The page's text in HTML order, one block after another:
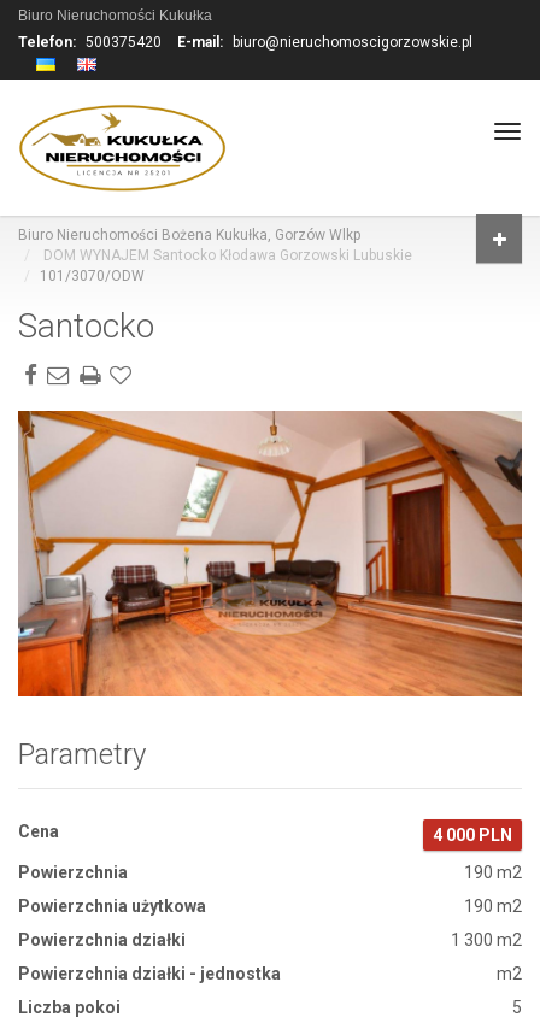
Biuro Nieruchomości Kukułka
Telefon: 500375420 E-mail: biuro@nieruchomoscigorzowskie.pl
Biuro Nieruchomości Bożena Kukułka, Gorzów Wlkp
DOM WYNAJEM Santocko Kłodawa Gorzowski Lubuskie
101/3070/ODW
Santocko
Zdjęcie 1
Parametry
Cena
4 000 PLN
Powierzchnia
190 m2
Powierzchnia użytkowa
190 m2
Powierzchnia działki
1 300 m2
Powierzchnia działki - jednostka
m2
Liczba pokoi
5